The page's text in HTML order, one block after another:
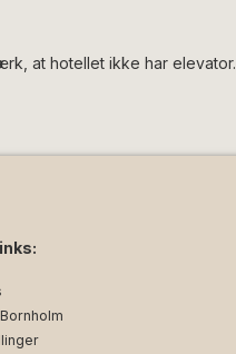
at hotellet ikke har elevator.